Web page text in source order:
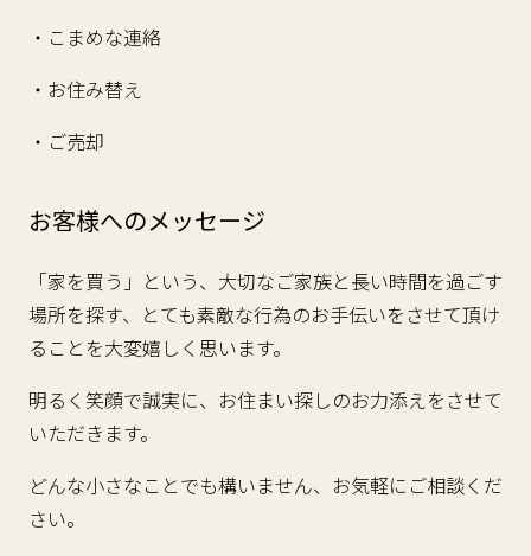
・こまめな連絡
・お住み替え
・ご売却
お客様へのメッセージ
「家を買う」という、大切なご家族と長い時間を過ごす
場所を探す、とても素敵な行為のお手伝いをさせて頂け
ることを大変嬉しく思います。
明るく笑顔で誠実に、お住まい探しのお力添えをさせて
いただきます。
どんな小さなことでも構いません、お気軽にご相談くだ
さい。